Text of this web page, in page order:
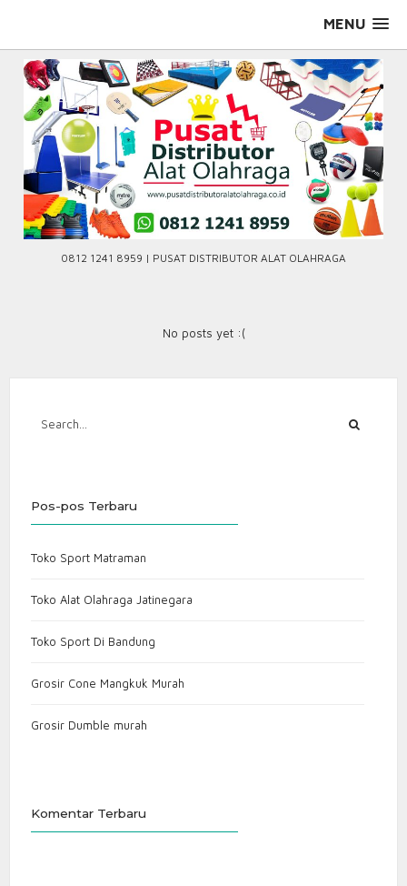
MENU
0812 1241 8959 | PUSAT DISTRIBUTOR ALAT OLAHRAGA
No posts yet :(
Pos-pos Terbaru
Toko Sport Matraman
Toko Alat Olahraga Jatinegara
Toko Sport Di Bandung
Grosir Cone Mangkuk Murah
Grosir Dumble murah
Komentar Terbaru